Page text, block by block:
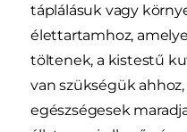
táplálásuk vagy
élettartamhoz,
töltenek, a kistestű
van szükségük
egészségesek